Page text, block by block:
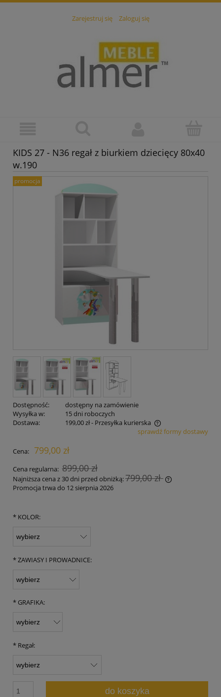
Zarejestruj się Zaloguj się
KIDS 27 - N36 regał z biurkiem dziecięcy 80x40
w.190
promocja
Dostępność:
dostępny na zamówienie
Wysyłka w:
15 dni roboczych
Dostawa:
199,00 zł- Przesyłka kurierska
Cena nie zawiera ewentualnych kosztów płatnościsprawdź formy dostawy
Cena: 799,00 zł
Cena regularna: 899,00 zł
Najniższa cena z 30 dni przed obniżką:799,00 zł
Promocja trwa do 12 sierpnia 2026
* KOLOR:
*ZAWIASY I PROWADNICE:
* GRAFIKA:
* Regał:
do koszyka